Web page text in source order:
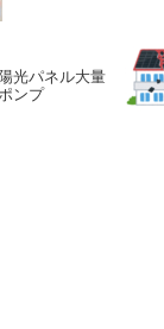
光パネル大量
ンプ